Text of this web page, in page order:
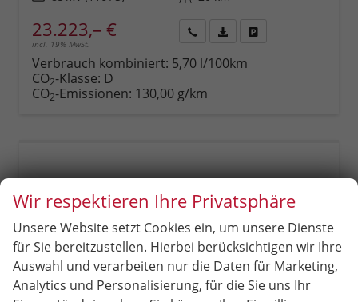
23.223,– €
incl. 19% MwSt.
anfordern
Datei,
Verbrauch kombiniert: 5,70 l/100km
CO2-Klasse: D
CO2-Emissionen: 130,00 g/km
Wir respektieren Ihre Privatsphäre
Unsere Website setzt Cookies ein, um unsere Dienste
für Sie bereitzustellen. Hierbei berücksichtigen wir Ihre
Auswahl und verarbeiten nur die Daten für Marketing,
Analytics und Personalisierung, für die Sie uns Ihr